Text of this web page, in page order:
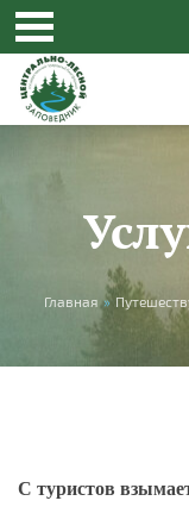
Перейти к основному
Вы здесь
Главная »
С туристов